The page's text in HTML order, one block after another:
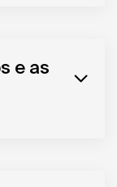
e as